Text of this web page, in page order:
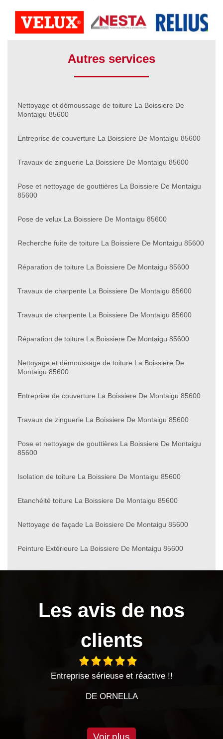
Autres services
Nettoyage et démoussage de toiture La Boissiere De
Montaigu 85600
Entreprise de couverture La Boissiere De Montaigu 85600
Travaux de zinguerie La Boissiere De Montaigu 85600
Pose et nettoyage de gouttières La Boissiere De Montaigu
85600
Pose de velux La Boissiere De Montaigu 85600
Recherche fuite de toiture La Boissiere De Montaigu 85600
Réparation de toiture La Boissiere De Montaigu 85600
Travaux de charpente La Boissiere De Montaigu 85600
Travaux de charpente La Boissiere De Montaigu 85600
Réparation de toiture La Boissiere De Montaigu 85600
Nettoyage et démoussage de toiture La Boissiere De
Montaigu 85600
Entreprise de couverture La Boissiere De Montaigu 85600
Travaux de zinguerie La Boissiere De Montaigu 85600
Pose et nettoyage de gouttières La Boissiere De Montaigu
85600
Isolation de toiture La Boissiere De Montaigu 85600
Etanchéité toiture La Boissiere De Montaigu 85600
Nettoyage de façade La Boissiere De Montaigu 85600
Peinture Extérieure La Boissiere De Montaigu 85600
Les avis de nos
clients
Entreprise sérieuse et réactive !!
DE ORNELLA
Voir plus